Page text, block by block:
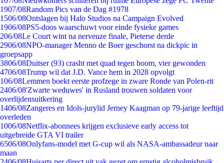
1907/08Random Pics van de Dag #1978
1506/08Ontslagen bij Halo Studios na Campaign Evolved
1906/08PS5-doos waarschuwt voor einde fysieke games
206/08Le Court wint na nerveuze finale, Pieterse derde
2906/08NPO-manager Menno de Boer geschorst na dickpic in
groepsapp
3806/08Duitser (93) crasht met quad tegen boom, vier gewonden
4706/08Trump wil dat J.D. Vance hem in 2028 opvolgt
106/08Lemmen boekt eerste profzege in zware Ronde van Polen-rit
2406/08'Zwarte weduwes' in Rusland trouwen soldaten voor
overlijdensuitkering
1406/08Zangeres en Idols-jurylid Jerney Kaagman op 79-jarige leeftijd
overleden
1006/08Netflix-abonnees krijgen exclusieve early access tot
uitgebreide GTA VI trailer
6506/08Onlyfans-model met G-cup wil als NASA-ambassadeur naar
maan